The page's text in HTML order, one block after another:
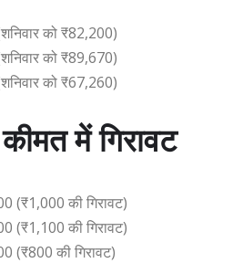
को ₹82,200)
को ₹89,670)
को ₹67,260)
में गिरावट
(₹1,000 की गिरावट)
(₹1,100 की गिरावट)
(₹800 की गिरावट)